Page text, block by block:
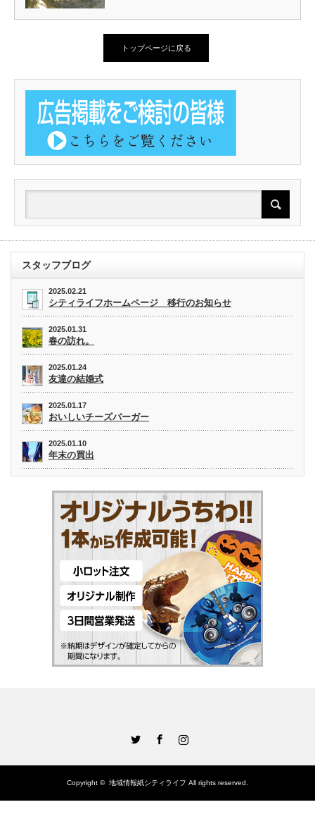
トップページに戻る
スタッフブログ
2025.02.21
シティライフホームページ 移行のお知らせ
2025.01.31
春の訪れ。
2025.01.24
友達の結婚式
2025.01.17
おいしいチーズバーガー
2025.01.10
年末の買出
Copyright © 地域情報紙シティライフ All rights reserved.